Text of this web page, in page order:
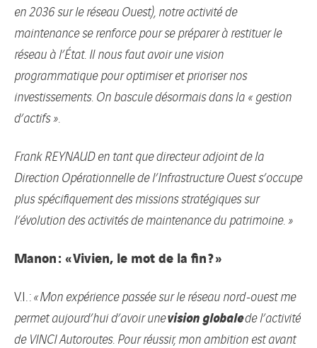
en 2036 sur le réseau Ouest), notre activité de
maintenance se renforce pour se préparer à restituer le
réseau à l’État. Il nous faut avoir une vision
programmatique pour optimiser et prioriser nos
investissements. On bascule désormais dans la « gestion
d’actifs ».
Frank REYNAUD en tant que directeur adjoint de la
Direction Opérationnelle de l’Infrastructure Ouest s’occupe
plus spécifiquement des missions stratégiques sur
l’évolution des activités de maintenance du patrimoine. »
Manon : « Vivien, le mot de la fin ? »
V.I. :« Mon expérience passée sur le réseau nord-ouest me
permet aujourd’hui d’avoir unevision globalede l’activité
de VINCI Autoroutes. Pour réussir, mon ambition est avant